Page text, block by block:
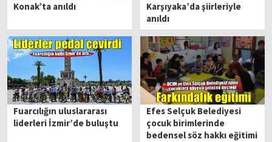
Konak’ta anıldı
Karşıyaka’da şiirleriyle
anıldı
Fuarcılığın uluslararası
liderleri İzmir’de buluştu
Efes Selçuk Belediyesi
çocuk birimlerinde
bedensel söz hakkı eğitimi